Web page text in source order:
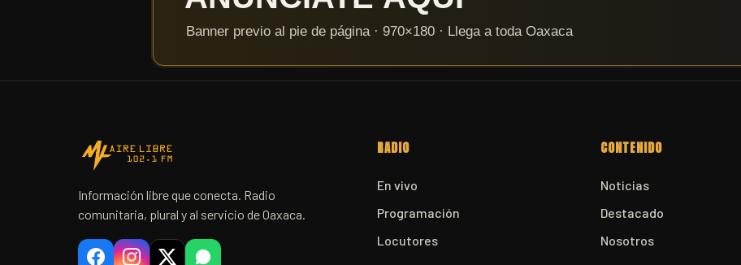
Información libre que conecta. Radio
comunitaria, plural y al servicio de Oaxaca.
RADIO
En vivo
Programación
Locutores
CONTENIDO
Noticias
Destacado
Nosotros